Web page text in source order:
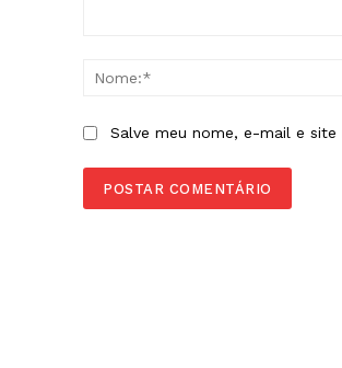
Salve meu nome, e-mail e